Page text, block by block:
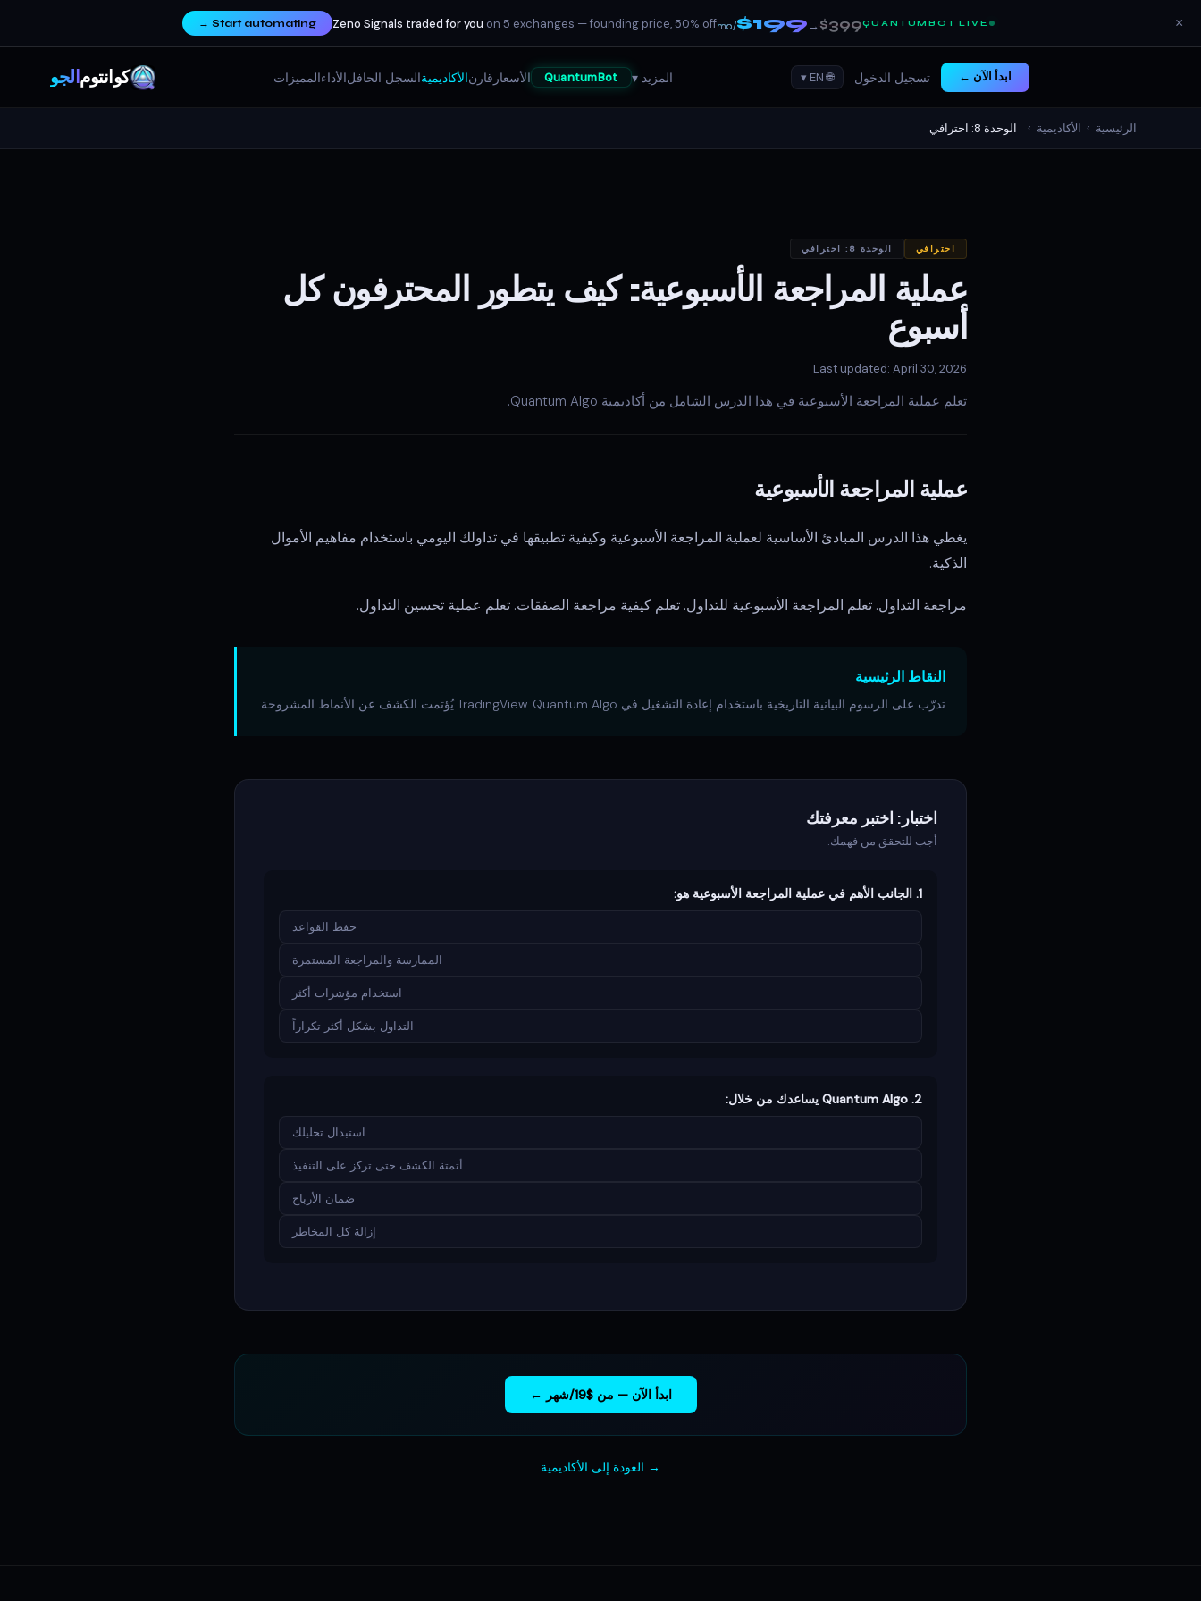
QUANTUMBOT LIVE
$399
→
$199
/mo
Zeno Signals traded for you on 5 exchanges — founding price, 50% off
Start automating
→ ×
كوانتوم ألجو المميزاتالأداءالسجل الحافلالأكاديميةقارن الأسعار QuantumBot المزيد ▾ 🌐 EN ▾ تسجيل الدخول ابدأ الآن ←
الرئيسية › الأكاديمية › الوحدة 8: احترافي
احترافي الوحدة 8: احترافي
عملية المراجعة الأسبوعية: كيف يتطور المحترفون كل
أسبوع
Last updated: April 30, 2026
تعلم عملية المراجعة الأسبوعية في هذا الدرس الشامل من أكاديمية Quantum Algo.
عملية المراجعة الأسبوعية
يغطي هذا الدرس المبادئ الأساسية لعملية المراجعة الأسبوعية وكيفية تطبيقها في تداولك اليومي باستخدام مفاهيم الأموال
الذكية.
مراجعة التداول. تعلم المراجعة الأسبوعية للتداول. تعلم كيفية مراجعة الصفقات. تعلم عملية تحسين التداول.
النقاط الرئيسية
تدرّب على الرسوم البيانية التاريخية باستخدام إعادة التشغيل في TradingView. Quantum Algo يُؤتمت الكشف عن الأنماط المشروحة.
اختبار: اختبر معرفتك
أجب للتحقق من فهمك.
1. الجانب الأهم في عملية المراجعة الأسبوعية هو:
حفظ القواعد
الممارسة والمراجعة المستمرة
استخدام مؤشرات أكثر
التداول بشكل أكثر تكراراً
2. Quantum Algo يساعدك من خلال:
استبدال تحليلك
أتمتة الكشف حتى تركز على التنفيذ
ضمان الأرباح
إزالة كل المخاطر
ابدأ الآن — من $19/شهر ←
→ العودة إلى الأكاديمية